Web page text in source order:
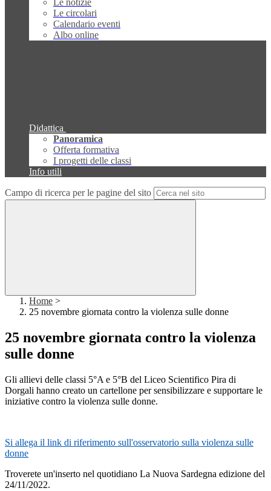
Le notizie
Le circolari
Calendario eventi
Albo online
Didattica
Panoramica
Offerta formativa
I progetti delle classi
Info utili
Campo di ricerca per le pagine del sito
Home >
25 novembre giornata contro la violenza sulle donne
25 novembre giornata contro la violenza
sulle donne
Gli allievi delle classi 5°A e 5°B del Liceo Scientifico Pira di
Dorgali hanno creato un cartellone per sensibilizzare e supportare le
iniziative contro la violenza sulle donne.
Si allega il link di riferimento sull'osservatorio sulla violenza sulle
donne
Troverete un'inserto nel quotidiano La Nuova Sardegna edizione del
24/11/2022.